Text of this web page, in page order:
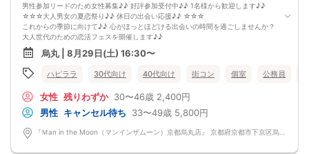
男性参加リードのため女性募集♪♪ 好評参加受付中♪♪ 1名様から歓迎します♪♪
☆☆☆大人男女の夏恋祭り♪♪ 休日の出会い応援♪♪ ☆☆☆
これからの季節に向けて♪♪ 心がほっとほどける出会いの時間を過ごしませんか？
大人世代のための恋活フェスを開催します♪♪
参加者はほぼ30代〜40代半ばの方が中心♪♪
年齢が近いからこそ、会話が弾みやすく、共感できるポイントもたくさん♪♪
「気を使わず自然体で話せる出会いがほしい」という方にぴったりのイベントで
す。
美味しいドリンクやフードを片手に、リラックスしながら交流できるのが魅力♪♪
初参加の方でも安心して馴染める、カジュアルで優しい雰囲気です。
「まずはお友達から仲良くなりたい♪」
「気になる人とカフェや納涼デートに行ってみたい♪」
そんな想いにぴったりの コンパ風のライトな恋活イベント です。
烏丸 | 8月29日(土) 16:30〜
ハピララ 30代向け 40代向け 街コン 個室 公務員
女性 残りわずか 30〜46歳 2,400円
男性 キャンセル待ち 33〜49歳 5,800円
『Ｍan in the Moon（マンインザムーン）京都烏丸店』 京都府京都市下京区烏丸通高辻下る因幡堂町713番地